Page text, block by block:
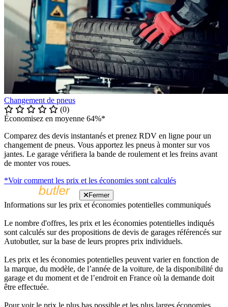
Changement de pneus
(0)
Économisez en moyenne 64%*
Comparez des devis instantanés et prenez RDV en ligne pour un
changement de pneus. Vous apportez les pneus à monter sur vos
jantes. Le garage vérifiera la bande de roulement et les freins avant
de monter vos roues.
*Voir comment les prix et les économies sont calculés
Fermer
Informations sur les prix et économies potentielles communiqués
Le nombre d'offres, les prix et les économies potentielles indiqués
sont calculés sur des propositions de devis de garages référencés sur
Autobutler, sur la base de leurs propres prix individuels.
Les prix et les économies potentielles peuvent varier en fonction de
la marque, du modèle, de l’année de la voiture, de la disponibilité du
garage et du moment et de l’endroit en France où la demande doit
être effectuée.
Pour voir le prix le plus bas possible et les plus larges économies